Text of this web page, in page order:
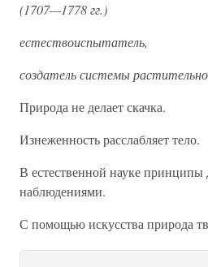
(1707—1778 гг.)
естествоиспытатель,
создатель системы
Природа не делает скачка.
Изнеженность расслабляет тело.
В естественной науке
наблюдениями.
С помощью искусства природа